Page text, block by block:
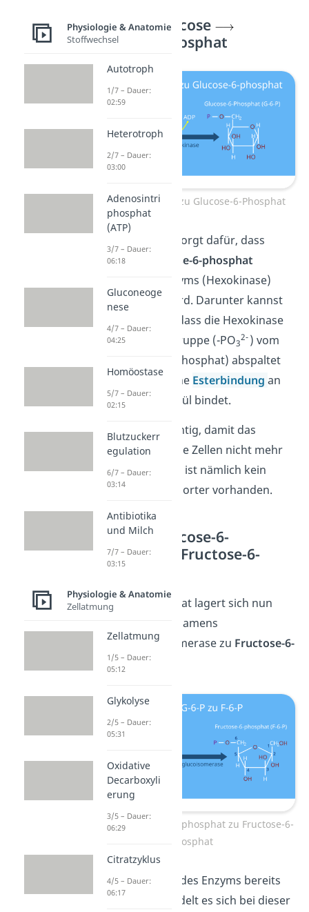
Schritt 1: Glucose
Glucose-6-phosphat
Schritt 1: Glucose zu Glucose-6-Phosphat
Der erste Schritt sorgt dafür, dass
Glucose zu
Glucose-6-phosphat
mithilfe eines Enzyms (Hexokinase)
phosphoryliert wird. Darunter kannst
du dir vorstellen, dass die Hexokinase
eine Phosphorylgruppe (-PO3
2-) vom
phosphat) abspaltet
und diese über eine Esterbindung an
das Glucosemolekül bindet.
Der Schritt ist wichtig, damit das
Glucosemolekül die Zellen nicht mehr
verlassen kann. Es ist nämlich kein
geeigneter Transporter vorhanden.
Schritt 2: Glucose-6-
phosphat
Fructose-6-
phosphat
Glucose-6-phosphat lagert sich nun
durch ein Enzym namens
Phosphoglucoisomerase zu Fructose-6-
phosphatum.
Schritt 2: Glucose-6-phosphat zu Fructose-6-
phosphat
Wie dir der Name des Enzyms bereits
bekannt gibt, handelt es sich bei dieser
Physiologie & Anatomie
Stoffwechsel
Autotroph
1/7 – Dauer:
02:59
Heterotroph
2/7 – Dauer:
03:00
Adenosintri
phosphat
(ATP)
3/7 – Dauer:
06:18
Gluconeoge
nese
4/7 – Dauer:
04:25
Homöostase
5/7 – Dauer:
02:15
Blutzuckerr
egulation
6/7 – Dauer:
03:14
Antibiotika
und Milch
7/7 – Dauer:
03:15
Physiologie & Anatomie
Zellatmung
Zellatmung
1/5 – Dauer:
05:12
Glykolyse
2/5 – Dauer:
05:31
Oxidative
Decarboxyli
erung
3/5 – Dauer:
06:29
Citratzyklus
4/5 – Dauer:
06:17